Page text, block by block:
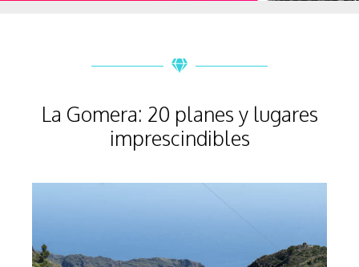
La Gomera: 20 planes y lugares
imprescindibles